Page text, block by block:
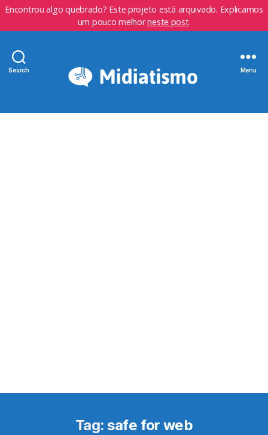
Encontrou algo quebrado? Este projeto está arquivado. Explicamos
um pouco melhorneste post.
Search Menu
Tag: safe for web